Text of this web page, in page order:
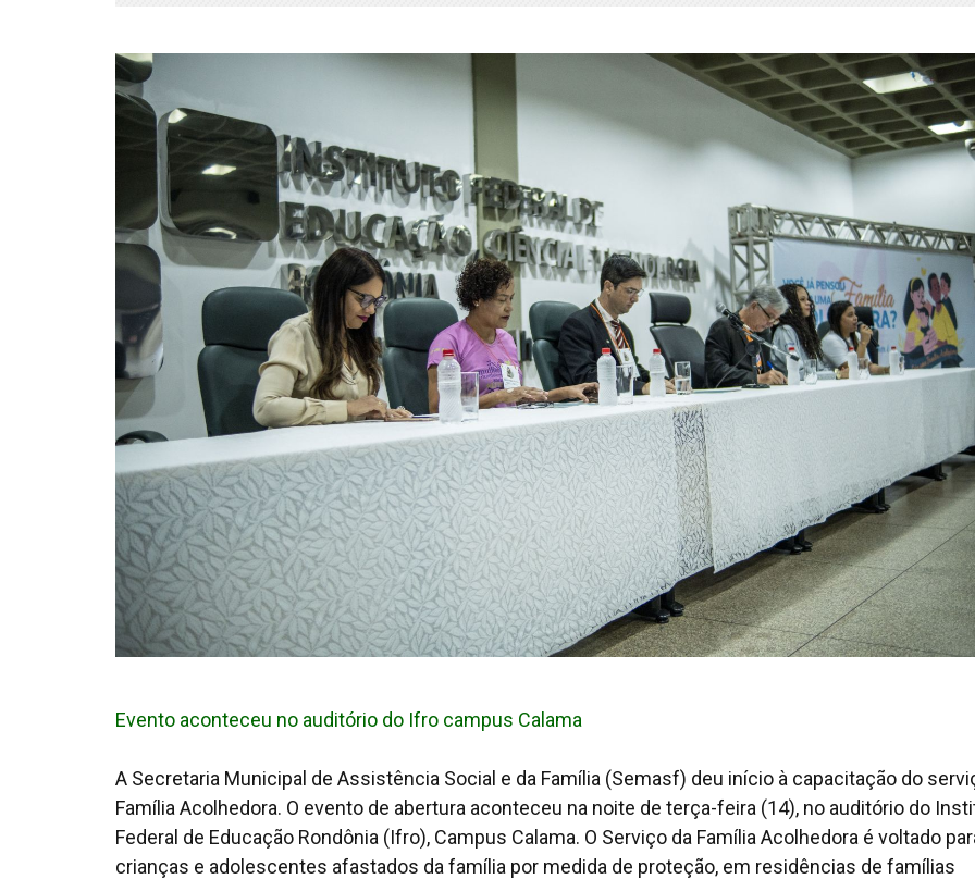
Evento aconteceu no auditório do Ifro campus Calama
A Secretaria Municipal de Assistência Social e da Família (Semasf) deu início à capacitação do
Família Acolhedora. O evento de abertura aconteceu na noite de terça-feira (14), no auditório do
Federal de Educação Rondônia (Ifro), Campus Calama. O Serviço da Família Acolhedora é voltado
crianças e adolescentes afastados da família por medida de proteção, em residências de famílias